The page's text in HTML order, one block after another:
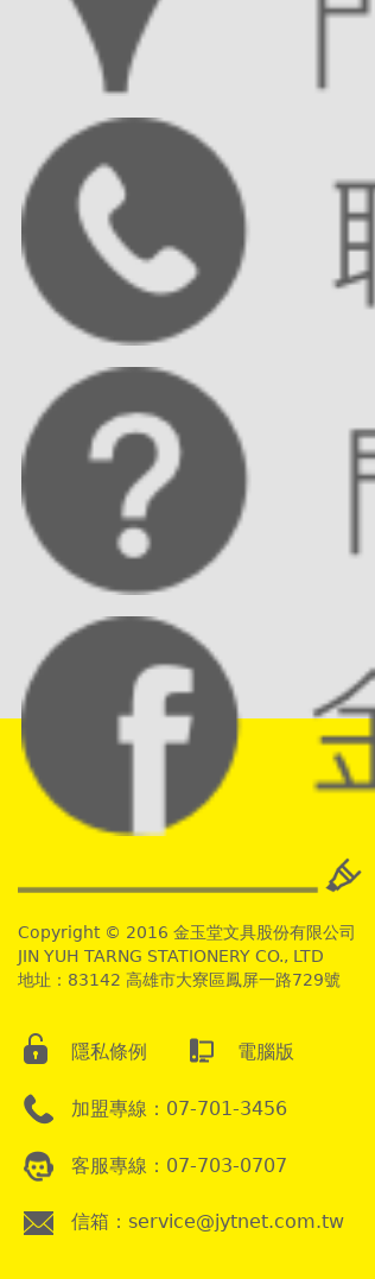
Copyright © 2016 金玉堂文具股份有限公司
JIN YUH TARNG STATIONERY CO., LTD
地址：83142 高雄市大寮區鳳屏一路729號
隱私條例 電腦版
加盟專線：07-701-3456
客服專線：07-703-0707
信箱：service@jytnet.com.tw